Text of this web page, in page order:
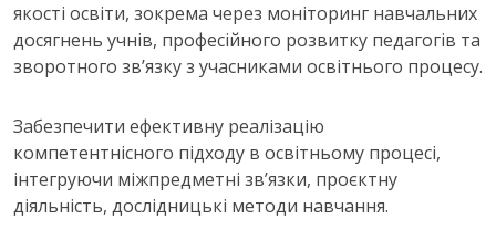
якості освіти, зокрема через моніторинг навчальних
досягнень учнів, професійного розвитку педагогів та
зворотного зв’язку з учасниками освітнього процесу.
Забезпечити ефективну реалізацію
компетентнісного підходу в освітньому процесі,
інтегруючи міжпредметні зв’язки, проєктну
діяльність, дослідницькі методи навчання.